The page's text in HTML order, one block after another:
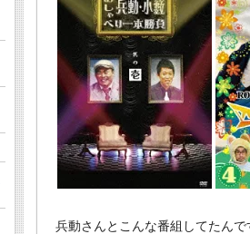
兵動さんとこんな番組してたん